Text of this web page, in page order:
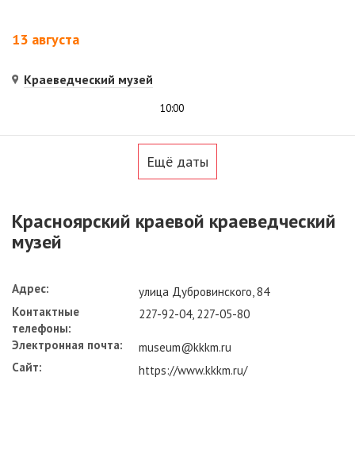
13 августа
Краеведческий музей
10:00
Ещё даты
Красноярский краевой краеведческий
музей
Адрес:
улица Дубровинского, 84
Контактные
телефоны:
227-92-04, 227-05-80
Электронная почта:
museum@kkkm.ru
Сайт:
https://www.kkkm.ru/